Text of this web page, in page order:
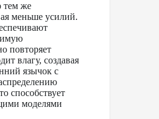
тем же
меньше усилий.
повторяет
влагу, создавая
язычок с
способствует
моделями